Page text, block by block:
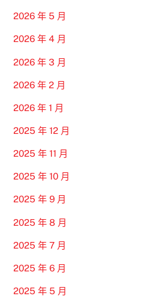
2026 年 5 月
2026 年 4 月
2026 年 3 月
2026 年 2 月
2026 年 1 月
2025 年 12 月
2025 年 11 月
2025 年 10 月
2025 年 9 月
2025 年 8 月
2025 年 7 月
2025 年 6 月
2025 年 5 月